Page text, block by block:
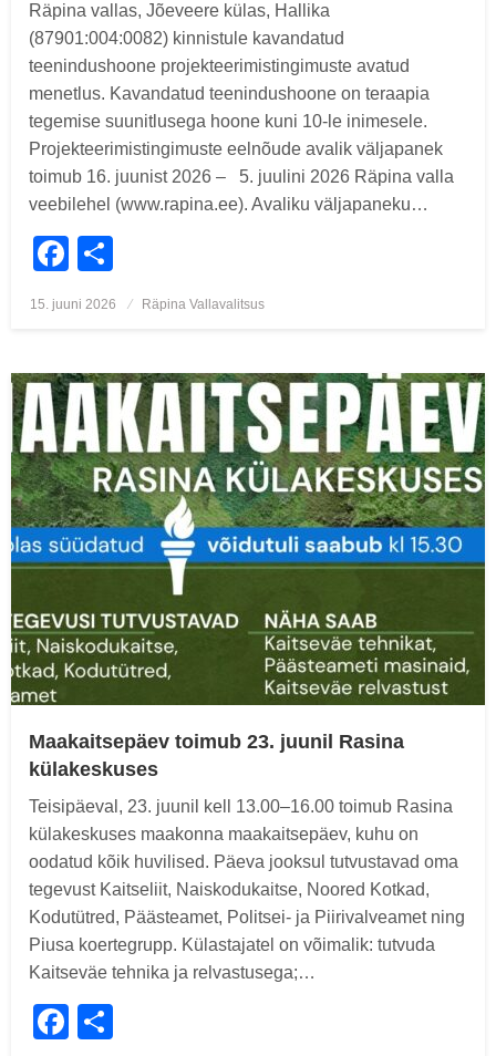
Räpina vallas, Jõeveere külas, Hallika
(87901:004:0082) kinnistule kavandatud
teenindushoone projekteerimistingimuste avatud
menetlus. Kavandatud teenindushoone on teraapia
tegemise suunitlusega hoone kuni 10-le inimesele.
Projekteerimistingimuste eelnõude avalik väljapanek
toimub 16. juunist 2026 – 5. juulini 2026 Räpina valla
veebilehel (www.rapina.ee). Avaliku väljapaneku…
Facebook
Posted
15. juuni 2026 Räpina Vallavalitsus
Maakaitsepäev toimub 23. juunil Rasina
külakeskuses
Teisipäeval, 23. juunil kell 13.00–16.00 toimub Rasina
külakeskuses maakonna maakaitsepäev, kuhu on
oodatud kõik huvilised. Päeva jooksul tutvustavad oma
tegevust Kaitseliit, Naiskodukaitse, Noored Kotkad,
Kodutütred, Päästeamet, Politsei- ja Piirivalveamet ning
Piusa koertegrupp. Külastajatel on võimalik: tutvuda
Kaitseväe tehnika ja relvastusega;…
Facebook